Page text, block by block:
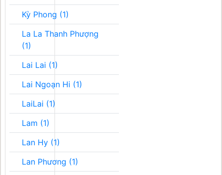
Kỳ Phong (1)
La La Thanh Phượng
(1)
Lai Lai (1)
Lai Ngoạn Hi (1)
LaiLai (1)
Lam (1)
Lan Hy (1)
Lan Phương (1)